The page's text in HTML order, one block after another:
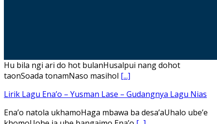
Hu bila ngi ari do hot bulanHusalpui nang dohot
taonSoada tonamNaso masihol [...]
Lirik Lagu Ena’o – Yusman Lase – Gudangnya Lagu Nias